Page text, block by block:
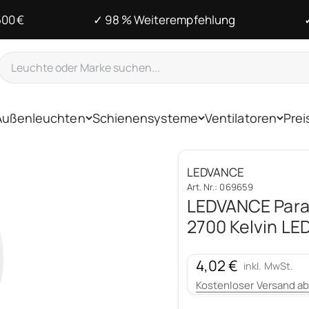
€ ✓ 98 % Weiterempfehlung
Schienensysteme Ventilatoren
LEDVANCE
Art. Nr.: 069659
LEDVANCE
2700 Kelvin
Angebot
4,02 € inkl. MwSt.
Kostenloser Versand